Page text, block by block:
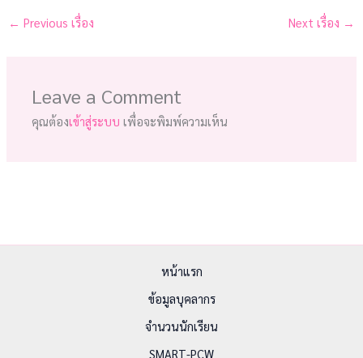
← Previous เรื่อง Next เรื่อง →
Leave a Comment
คุณต้องเข้าสู่ระบบ เพื่อจะพิมพ์ความเห็น
หน้าแรก
ข้อมูลบุคลากร
จำนวนนักเรียน
SMART-PCW